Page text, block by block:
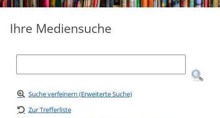
Ihre Mediensuche
Suche verfeinern (Erweiterte Suche)
Zur Trefferliste